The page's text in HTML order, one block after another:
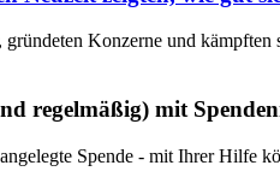
gründeten Konzerne und
regelmäßig) mit
Spende - mit Ihrer Hilfe